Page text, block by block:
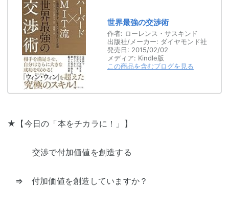
世界最強の交渉術
作者: ローレンス・サスキンド
出版社/メーカー: ダイヤモンド社
発売日: 2015/02/02
メディア: Kindle版
この商品を含むブログを見る
★【今日の「本をチカラに！」】
交渉で付加価値を創造する
⇒ 付加価値を創造していますか？